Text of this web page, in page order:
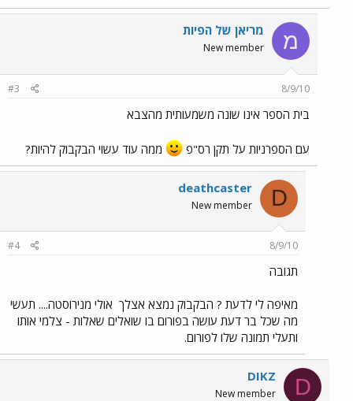
מ מריאן של הפיות
New member
8/9/10
#3
בית הספר אינו שונה משמעותית מהצבא
עם הספרניות על תקן רס"פ ממה עוד עשוי הבקבוק להיות?
D
deathcaster
New member
8/9/10
#4
תגובה
מאיפה לי לדעת ? הבקבוק נמצא אצלך אולי מנירוסטה.... תעשי
מה שכל בר דעת עושה בפורום בו שואלים שאלות - צלמי אותו
ותעלי תמונה שלו לפורום.
D
DIKZ
New member